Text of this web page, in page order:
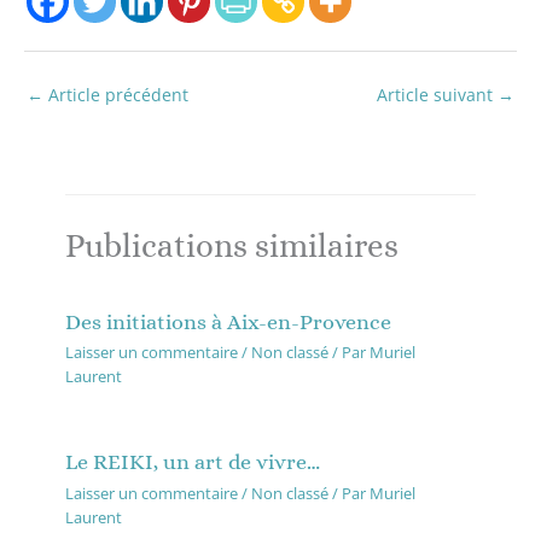
← Article précédent Article suivant →
Publications similaires
Des initiations à Aix-en-Provence
Laisser un commentaire/ Non classé/ Par Muriel
Laurent
Le REIKI, un art de vivre…
Laisser un commentaire/ Non classé/ Par Muriel
Laurent